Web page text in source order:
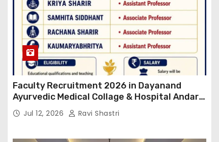
Faculty Recruitment 2026 in Dayanand
Ayurvedic Medical Collage & Hospital Andar
Road ,Siwan
Jul 12, 2026 Ravi Shastri